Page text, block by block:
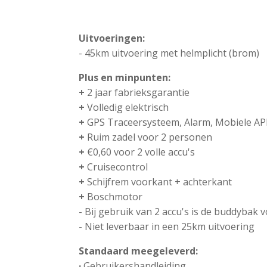
Uitvoeringen:
- 45km uitvoering met helmplicht (brom)
Plus en minpunten:
+ 2 jaar fabrieksgarantie
+ Volledig elektrisch
+ GPS Traceersysteem, Alarm, Mobiele
+ Ruim zadel voor 2 personen
+ €0,60 voor 2 volle accu's
+ Cruisecontrol
+ Schijfrem voorkant + achterkant
+ Boschmotor
- Bij gebruik van 2 accu's is de buddybak
- Niet leverbaar in een 25km uitvoering
Standaard meegeleverd: